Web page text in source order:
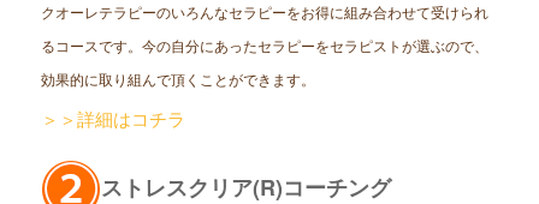
クオーレテラピーのいろんなセラピーをお得に組み合わせて受けられ
るコースです。今の自分にあったセラピーをセラピストが選ぶので、
効果的に取り組んで頂くことができます。
＞＞詳細はコチラ
ストレスクリア(R)コーチング